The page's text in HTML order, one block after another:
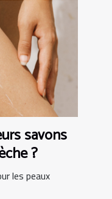
savons
?
les peaux